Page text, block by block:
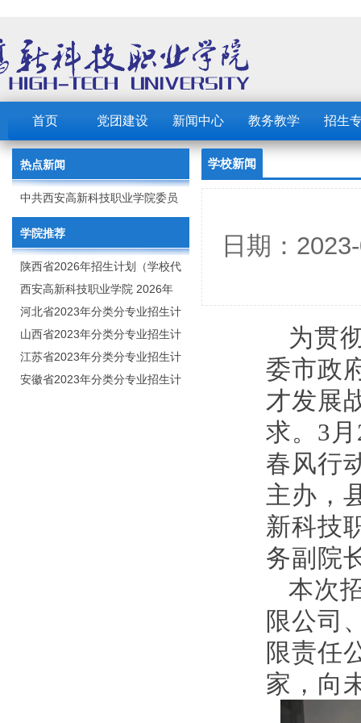
首页 党团建设 新闻中心 教务教学 招生
热点新闻
中共西安高新科技职业学院委员
会 2023年党建工作要点
学院推荐
陕西省2026年招生计划（学校代
码：8103）
西安高新科技职业学院 2026年
招生章程
河北省2023年分类分专业招生计
划（院校代号：1889）
山西省2023年分类分专业招生计
划（院校代号：5560）
江苏省2023年分类分专业招生计
划（院校代号：8931）
安徽省2023年分类分专业招生计
学校新闻
日期：
为贯
委市政
才发展
求。3
春风行
主办，
新科技
务副院
本次
限公司
限责任
家，向